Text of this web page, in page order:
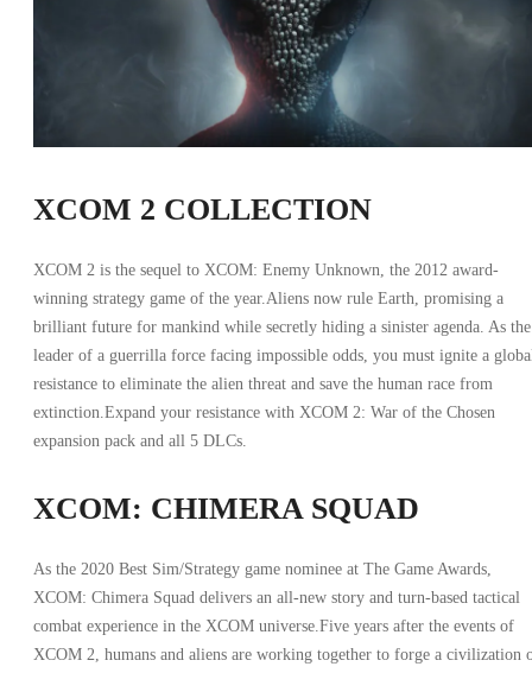
XCOM 2 COLLECTION
XCOM 2 is the sequel to XCOM: Enemy Unknown, the 2012 award-
winning strategy game of the year.Aliens now rule Earth, promising a
brilliant future for mankind while secretly hiding a sinister agenda. As the
leader of a guerrilla force facing impossible odds, you must ignite a
resistance to eliminate the alien threat and save the human race from
extinction.Expand your resistance with XCOM 2: War of the Chosen
expansion pack and all 5 DLCs.
XCOM: CHIMERA SQUAD
As the 2020 Best Sim/Strategy game nominee at The Game Awards,
XCOM: Chimera Squad delivers an all-new story and turn-based tactical
combat experience in the XCOM universe.Five years after the events of
XCOM 2, humans and aliens are working together to forge a civilization